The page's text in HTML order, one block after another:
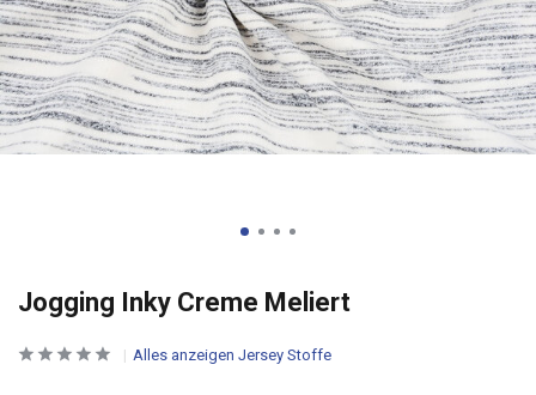
Jogging Inky Creme Meliert
Alles anzeigen Jersey Stoffe